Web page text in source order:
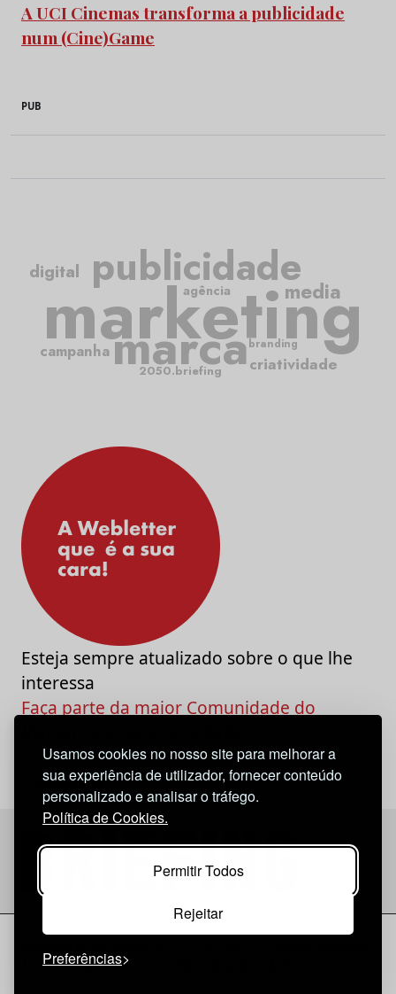
Usamos cookies no nosso site para melhorar a
sua experiência de utilizador, fornecer conteúdo
personalizado e analisar o tráfego.
Política de Cookies.
Permitir Todos
Rejeitar
Preferências
A UCI Cinemas transforma a publicidade
num (Cine)Game
PUB
marketing
publicidade
marcacriatividade
campanha
media
agência
digital
2050.briefing
branding
Esteja sempre atualizado sobre o que lhe
interessa
Faça parte da maior Comunidade do
Política de Cookies